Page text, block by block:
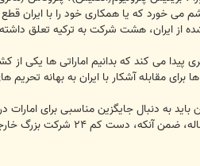
خورد که یا همکاری خود را با ایران قطع
از ایران، هشت شرکت به ترکیه تعلق
می کند که بدانیم اماراتی ها یکی
برای مقابله آشکار با ایران به بهانه
باید به دنبال جایگزین مناسبی برای